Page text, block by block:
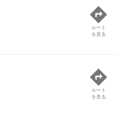
ルート
を見る
ルート
を見る